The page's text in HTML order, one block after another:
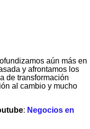
aún más en
y afrontamos los
de transformación
al cambio y mucho
: Negocios en